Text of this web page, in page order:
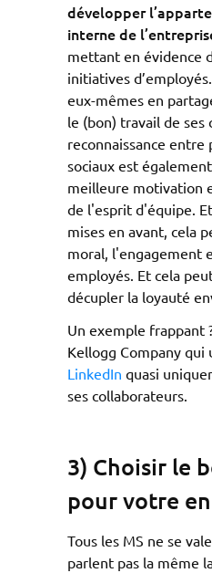
développer
interne de
mettant en évidence
initiatives
eux-mêmes en
le (bon) travail de ses
reconnaissance entre
sociaux est
meilleure motivation
de l'esprit d'équipe.
mises en avant, cela
moral, l'engagement
employés. Et cela
décupler la loyauté
Un exemple
Kellogg Company qui
LinkedIn quasi
ses collaborateurs.
3) Choisir le
pour votre
Tous les MS ne se
parlent pas la même